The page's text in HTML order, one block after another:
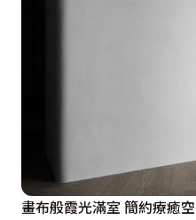
畫布般霞光滿室 簡約療癒